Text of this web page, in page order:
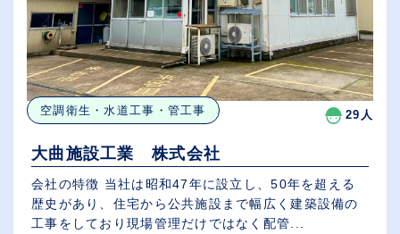
空調衛生・水道工事・管工事 29人
大曲施設工業 株式会社
会社の特徴 当社は昭和47年に設立し、50年を超える
歴史があり、住宅から公共施設まで幅広く建築設備の
工事をしており現場管理だけではなく配管...